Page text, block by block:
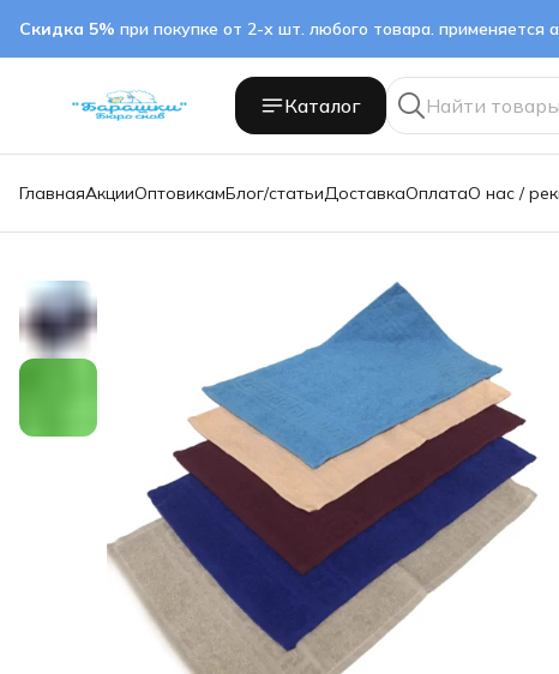
Скидка 5% при покупке от 2-х шт. любого товара. применяется
Каталог
ГлавнаяАкцииОптовикамБлог/статьиДоставкаОплатаО нас /